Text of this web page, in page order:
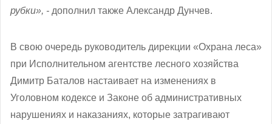
рубки», - дополнил также Александр Дунчев.
В свою очередь руководитель дирекции «Охрана леса»
при Исполнительном агентстве лесного хозяйства
Димитр Баталов настаивает на изменениях в
Уголовном кодексе и Законе об административных
нарушениях и наказаниях, которые затрагивают